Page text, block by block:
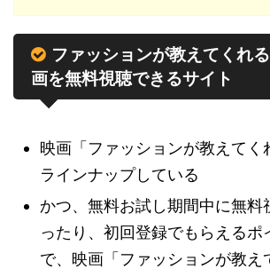
ファッションが教えてくれ
画を無料視聴できるサイト
映画「ファッションが教えてく
ラインナップしている
かつ、無料お試し期間中に無料
ったり、初回登録でもらえるポ
で、映画「ファッションが教え